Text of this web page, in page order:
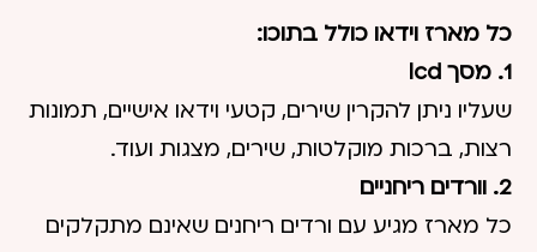
כל מארז וידאו כולל בתוכו:
1. מסך lcd
שעליו ניתן להקרין שירים, קטעי וידאו אישיים, תמונות
רצות, ברכות מוקלטות, שירים, מצגות ועוד.
2. וורדים ריחניים
כל מארז מגיע עם ורדים ריחנים שאינם מתקלקים